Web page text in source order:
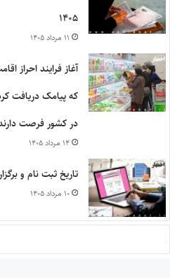
۱۴۰۵
۱۱ مرداد ۱۴۰۵
آغاز فرایند احراز
که پیامک دریافت
در کشور فرصت
۱۴ مرداد ۱۴۰۵
تاریخ ثبت نام و
۱۰ مرداد ۱۴۰۵